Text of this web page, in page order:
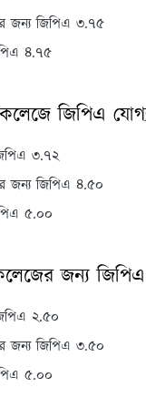
জন্য জিপিএ ৩.৭৫
৪.৭৫
জিপিএ
৩.৭২
জন্য জিপিএ ৪.৫০
৫.০০
জন্য
২.৫০
জন্য জিপিএ ৩.৫০
৫.০০